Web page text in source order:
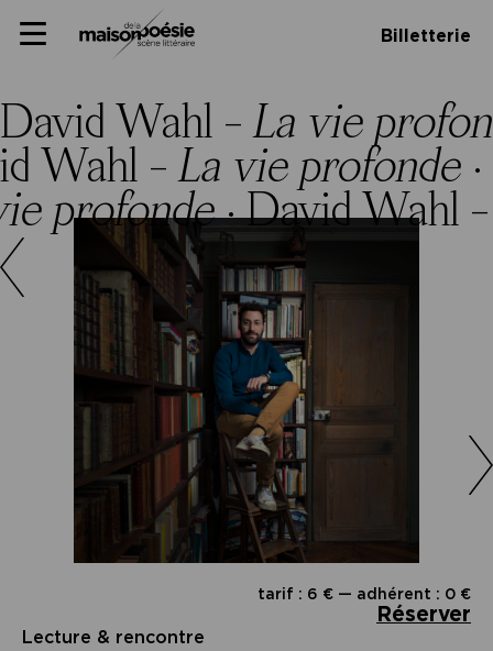
Panneau de gestion des cookies
to
littéraire
Primary
Billetterie
David Wahl – La vie
Wahl – La vie profonde ·
profonde·David Wahl
tarif : 6 € — adhérent : 0 €
Réserver
Lecture & rencontre